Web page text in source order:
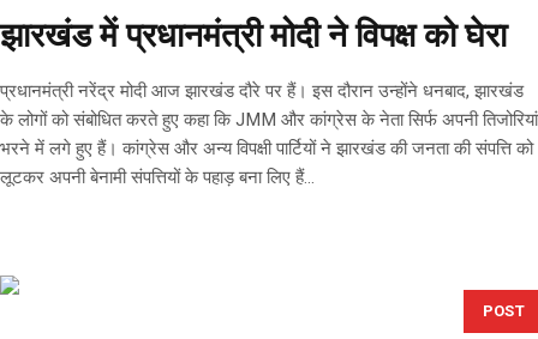
झारखंड में प्रधानमंत्री मोदी ने विपक्ष को घेरा
प्रधानमंत्री नरेंद्र मोदी आज झारखंड दौरे पर हैं। इस दौरान उन्होंने धनबाद, झारखंड
के लोगों को संबोधित करते हुए कहा कि JMM और कांग्रेस के नेता सिर्फ अपनी तिजोरियां
भरने में लगे हुए हैं। कांग्रेस और अन्य विपक्षी पार्टियों ने झारखंड की जनता की संपत्ति को
लूटकर अपनी बेनामी संपत्तियों के पहाड़ बना लिए हैं...
POST